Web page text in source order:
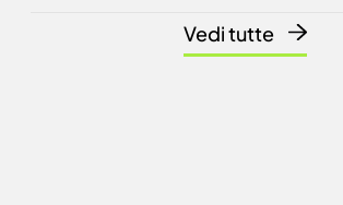
Vedi tutte